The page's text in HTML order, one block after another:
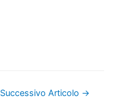
Successivo Articolo →